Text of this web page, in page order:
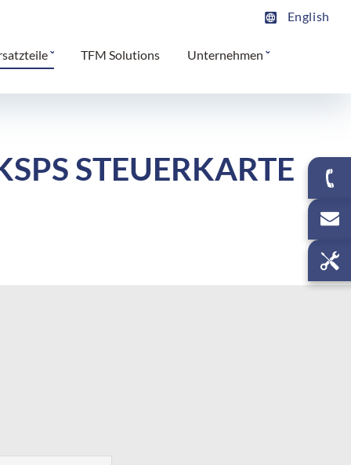
English
TFM Solutions Unternehmen
STEUERKARTE